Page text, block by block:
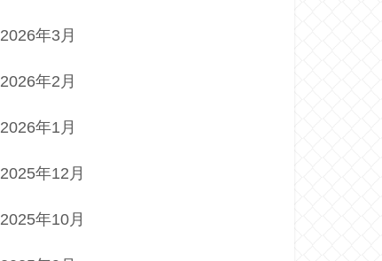
2026年3月
2026年2月
2026年1月
2025年12月
2025年10月